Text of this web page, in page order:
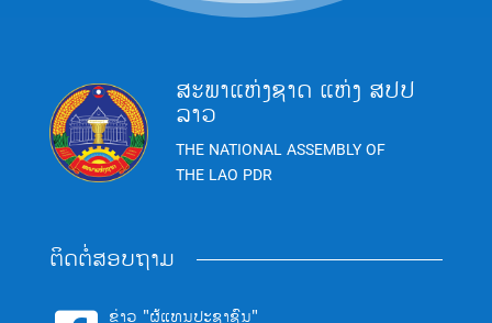
ສະພາແຫ່ງຊາດ ແຫ່ງ ສປປ
ລາວ
THE NATIONAL ASSEMBLY OF
THE LAO PDR
ຕິດຕໍ່ສອບຖາມ
ຂ່າວ "ຜູ້ແທນປະຊາຊົນ"